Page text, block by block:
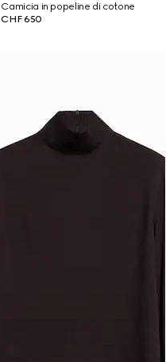
Camicia in popeline di cotone
CHF 650